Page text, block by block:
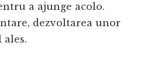
a ajunge acolo.
dezvoltarea unor